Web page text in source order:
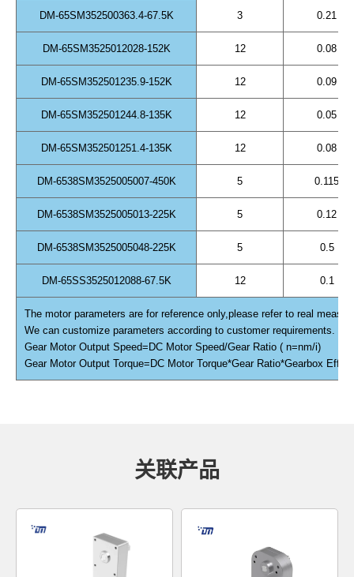
DM-65SM352500363.4-67.5K 3 0.21
DM-65SM3525012028-152K 12 0.08
DM-65SM352501235.9-152K 12 0.09
DM-65SM352501244.8-135K 12 0.05
DM-65SM352501251.4-135K 12 0.08
DM-6538SM3525005007-450K 5 0.115
DM-6538SM3525005013-225K 5 0.12
DM-6538SM3525005048-225K 5 0.5
DM-65SS3525012088-67.5K 12 0.1
The motor parameters are for reference only,please refer to real
We can customize parameters according to customer requirements.
Gear Motor Output Speed=DC Motor Speed/Gear Ratio ( n=nm/i)
Gear Motor Output Torque=DC Motor Torque*Gear Ratio*Gearbox
关联产品